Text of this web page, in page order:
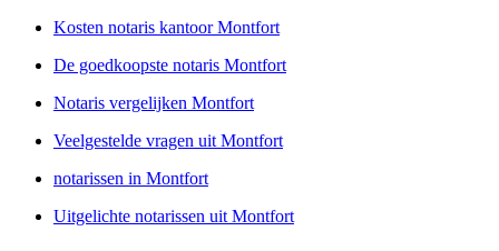
Kosten notaris kantoor Montfort
De goedkoopste notaris Montfort
Notaris vergelijken Montfort
Veelgestelde vragen uit Montfort
notarissen in Montfort
Uitgelichte notarissen uit Montfort